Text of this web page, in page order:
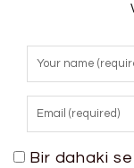
Bir dahaki